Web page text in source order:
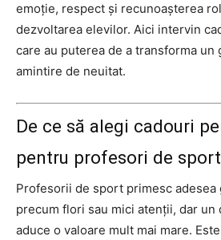
emoție, respect și recunoașterea
dezvoltarea elevilor. Aici intervin
care au puterea de a transforma
amintire de neuitat.
De ce să alegi cadouri
pentru profesori de sport
Profesorii de sport primesc
precum flori sau mici atenții, dar un
aduce o valoare mult mai mare.